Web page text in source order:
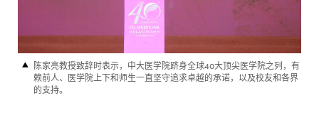
陈家亮教授致辞时表示，中大医学院跻身全球40大顶尖医学院之列，有
赖前人、医学院上下和师生一直坚守追求卓越的承诺，以及校友和各界
的支持。